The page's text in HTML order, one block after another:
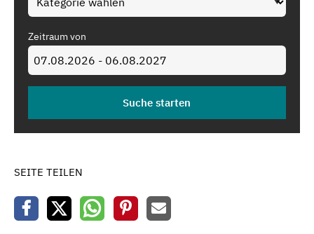
Zeitraum von
SEITE TEILEN